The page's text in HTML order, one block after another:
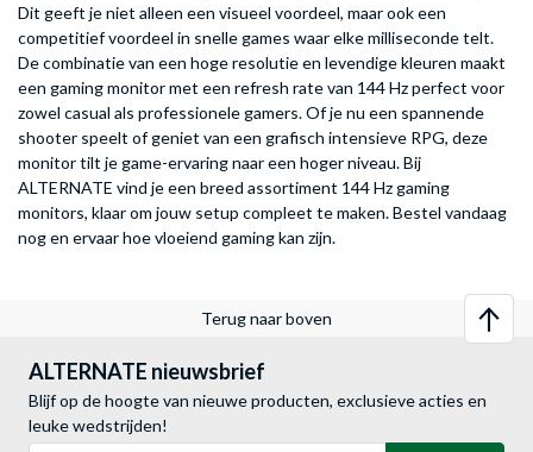
Dit geeft je niet alleen een visueel voordeel, maar ook een
competitief voordeel in snelle games waar elke milliseconde telt.
De combinatie van een hoge resolutie en levendige kleuren maakt
een gaming monitor met een refresh rate van 144 Hz perfect voor
zowel casual als professionele gamers. Of je nu een spannende
shooter speelt of geniet van een grafisch intensieve RPG, deze
monitor tilt je game-ervaring naar een hoger niveau. Bij
ALTERNATE vind je een breed assortiment 144 Hz gaming
monitors, klaar om jouw setup compleet te maken. Bestel vandaag
nog en ervaar hoe vloeiend gaming kan zijn.
Terug naar boven
ALTERNATE nieuwsbrief
Blijf op de hoogte van nieuwe producten, exclusieve acties en
leuke wedstrijden!